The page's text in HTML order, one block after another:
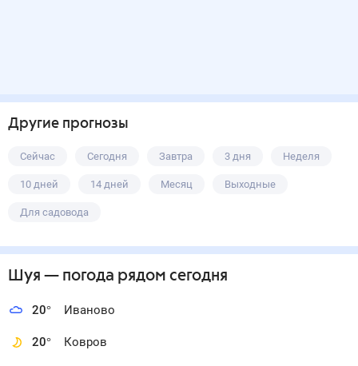
Другие прогнозы
Сейчас Сегодня Завтра 3 дня Неделя
10 дней 14 дней Месяц Выходные
Для садовода
Шуя — погода рядом сегодня
20° Иваново
20° Ковров